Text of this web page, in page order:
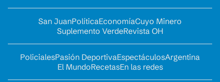
San JuanPolíticaEconomíaCuyo Minero
Suplemento VerdeRevista OH
PolicialesPasión DeportivaEspectáculosArgentina
El MundoRecetasEn las redes